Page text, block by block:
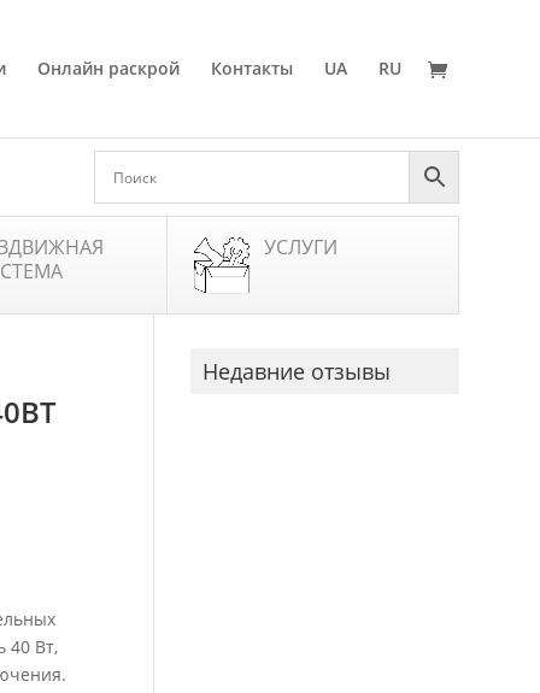
Онлайн раскрой Контакты UA RU
УСЛУГИ
40 Вт,
Недавние отзывы